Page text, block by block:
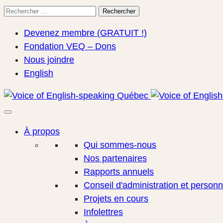
Rechercher
Rechercher
Devenez membre (GRATUIT !)
Fondation VEQ – Dons
Nous joindre
English
À propos
Qui sommes-nous
Nos partenaires
Rapports annuels
Conseil d'administration et
Projets en cours
Infolettres